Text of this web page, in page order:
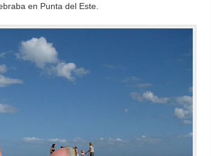
en Punta del Este.